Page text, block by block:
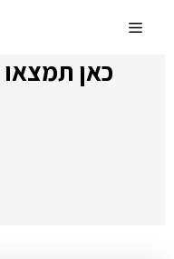
לתוכןMenu
כאן